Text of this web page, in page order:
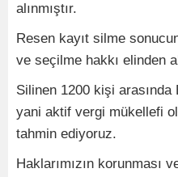
alınmıştır.
Resen kayıt silme
ve seçilme hakkı elinden
Silinen 1200 kişi
yani aktif vergi mükellefi
tahmin ediyoruz.
Haklarımızın korunması